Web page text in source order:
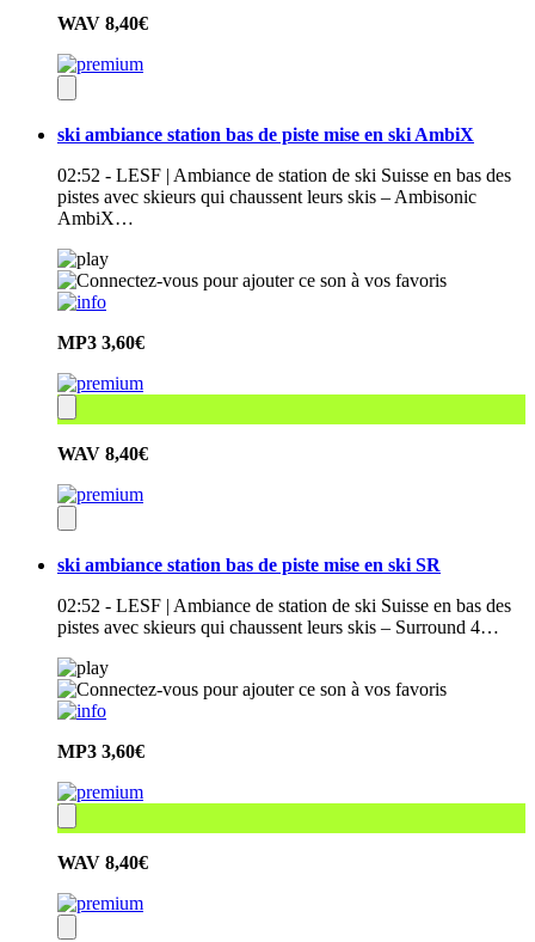
WAV 8,40€
ski ambiance station bas de piste mise en ski AmbiX
02:52 - LESF | Ambiance de station de ski Suisse en bas des
pistes avec skieurs qui chaussent leurs skis – Ambisonic
AmbiX…
MP3 3,60€
WAV 8,40€
ski ambiance station bas de piste mise en ski SR
02:52 - LESF | Ambiance de station de ski Suisse en bas des
pistes avec skieurs qui chaussent leurs skis – Surround 4…
MP3 3,60€
WAV 8,40€